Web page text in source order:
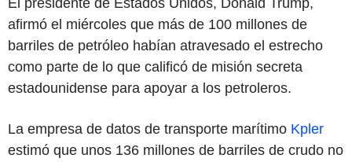
afirmó el miércoles que más de 100 millones de
barriles de petróleo habían atravesado el estrecho
como parte de lo que calificó de misión secreta
estadounidense para apoyar a los petroleros.
La empresa de datos de transporte marítimo Kpler
estimó que unos 136 millones de barriles de crudo no